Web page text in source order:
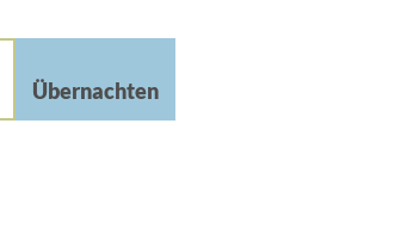
Übernachten